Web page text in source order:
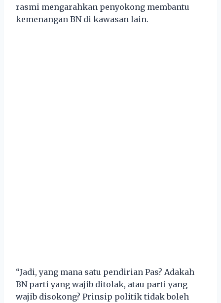
rasmi mengarahkan penyokong membantu
kemenangan BN di kawasan lain.
“Jadi, yang mana satu pendirian Pas? Adakah
BN parti yang wajib ditolak, atau parti yang
wajib disokong? Prinsip politik tidak boleh